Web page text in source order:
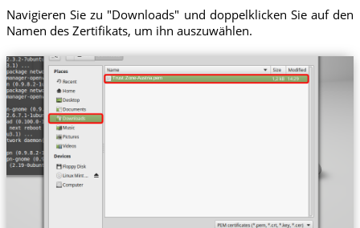
Navigieren Sie zu "Downloads" und doppelklicken Sie auf den
Namen des Zertifikats, um ihn auszuwählen.
Trust.Zone-Austria.pem